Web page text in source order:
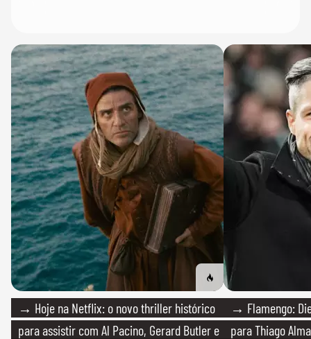
→ Hoje na Netflix: o novo thriller histórico
para assistir com Al Pacino, Gerard Butler e
→ Flamengo:
para Thiago